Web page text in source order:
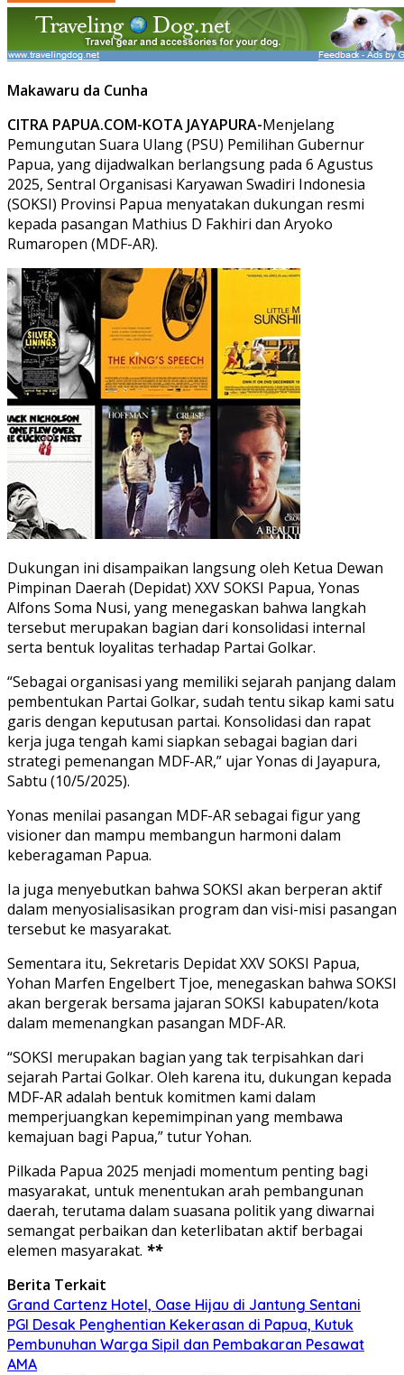
Makawaru da Cunha
CITRA PAPUA.COM-KOTA JAYAPURA-Menjelang
Pemungutan Suara Ulang (PSU) Pemilihan Gubernur
Papua, yang dijadwalkan berlangsung pada 6 Agustus
2025, Sentral Organisasi Karyawan Swadiri Indonesia
(SOKSI) Provinsi Papua menyatakan dukungan resmi
kepada pasangan Mathius D Fakhiri dan Aryoko
Rumaropen (MDF-AR).
Dukungan ini disampaikan langsung oleh Ketua Dewan
Pimpinan Daerah (Depidat) XXV SOKSI Papua, Yonas
Alfons Soma Nusi, yang menegaskan bahwa langkah
tersebut merupakan bagian dari konsolidasi internal
serta bentuk loyalitas terhadap Partai Golkar.
“Sebagai organisasi yang memiliki sejarah panjang dalam
pembentukan Partai Golkar, sudah tentu sikap kami satu
garis dengan keputusan partai. Konsolidasi dan rapat
kerja juga tengah kami siapkan sebagai bagian dari
strategi pemenangan MDF-AR,” ujar Yonas di Jayapura,
Sabtu (10/5/2025).
Yonas menilai pasangan MDF-AR sebagai figur yang
visioner dan mampu membangun harmoni dalam
keberagaman Papua.
Ia juga menyebutkan bahwa SOKSI akan berperan aktif
dalam menyosialisasikan program dan visi-misi pasangan
tersebut ke masyarakat.
Sementara itu, Sekretaris Depidat XXV SOKSI Papua,
Yohan Marfen Engelbert Tjoe, menegaskan bahwa SOKSI
akan bergerak bersama jajaran SOKSI kabupaten/kota
dalam memenangkan pasangan MDF-AR.
“SOKSI merupakan bagian yang tak terpisahkan dari
sejarah Partai Golkar. Oleh karena itu, dukungan kepada
MDF-AR adalah bentuk komitmen kami dalam
memperjuangkan kepemimpinan yang membawa
kemajuan bagi Papua,” tutur Yohan.
Pilkada Papua 2025 menjadi momentum penting bagi
masyarakat, untuk menentukan arah pembangunan
daerah, terutama dalam suasana politik yang diwarnai
semangat perbaikan dan keterlibatan aktif berbagai
elemen masyarakat. **
Berita Terkait
Grand Cartenz Hotel, Oase Hijau di Jantung Sentani
PGI Desak Penghentian Kekerasan di Papua, Kutuk
Pembunuhan Warga Sipil dan Pembakaran Pesawat
AMA